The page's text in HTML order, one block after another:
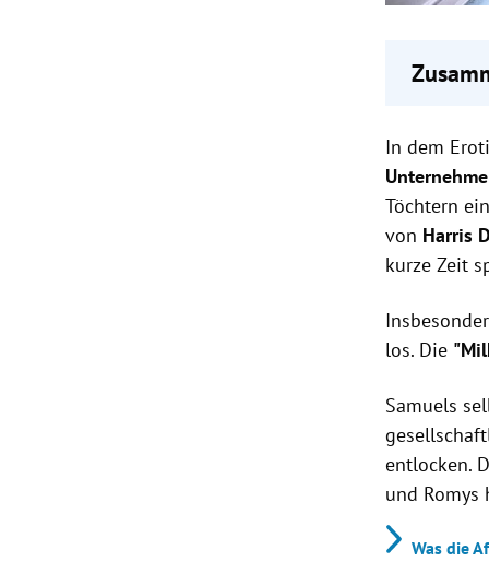
Die
In dem
Töchtern
von Harris
kurze Zeit
los. Die
Samuels
entlocken.
und
Was die